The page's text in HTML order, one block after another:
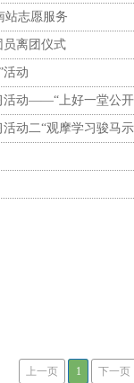
站志愿服务
员离团仪式
活动
活动——“上好一堂公
动二“观摩学习骏马
上一页 1 下一页